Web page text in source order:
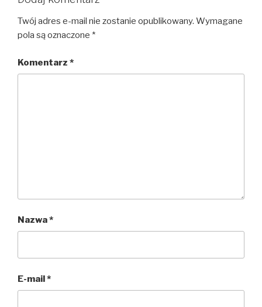
Twój adres e-mail nie zostanie opublikowany. Wymagane
pola są oznaczone *
Komentarz *
Nazwa*
E-mail*